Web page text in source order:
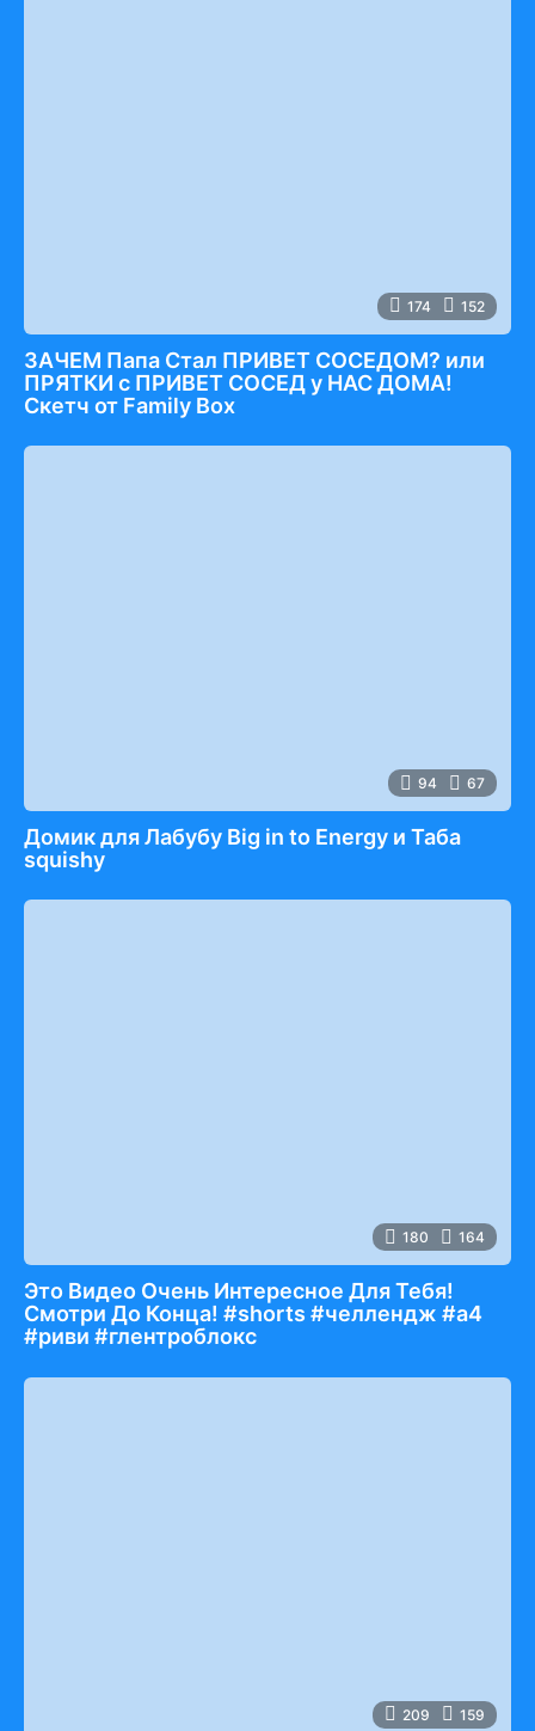
174 152
ЗАЧЕМ Папа Стал ПРИВЕТ СОСЕДОМ? или
ПРЯТКИ с ПРИВЕТ СОСЕД у НАС ДОМА!
Скетч от Family Box
94 67
Домик для Лабубу Big in to Energy и Таба
squishy
180 164
Это Видео Очень Интересное Для Тебя!
Смотри До Конца! #shorts #челлендж #а4
#риви #глентроблокс
209 159